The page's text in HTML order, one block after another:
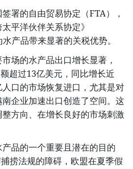
署的自由贸易协定（FTA），
平洋伙伴关系协定》
水产品带来显著的关税优势。
场的水产品出口增长显著，
超过13亿美元，同比增长近
口的市场恢复进口，尤其是对
企业加速出口创造了空间。这
方向、在增长良好的市场刺激
品的一个重要且潜在的目的
捞法规的障碍，欧盟在夏季假